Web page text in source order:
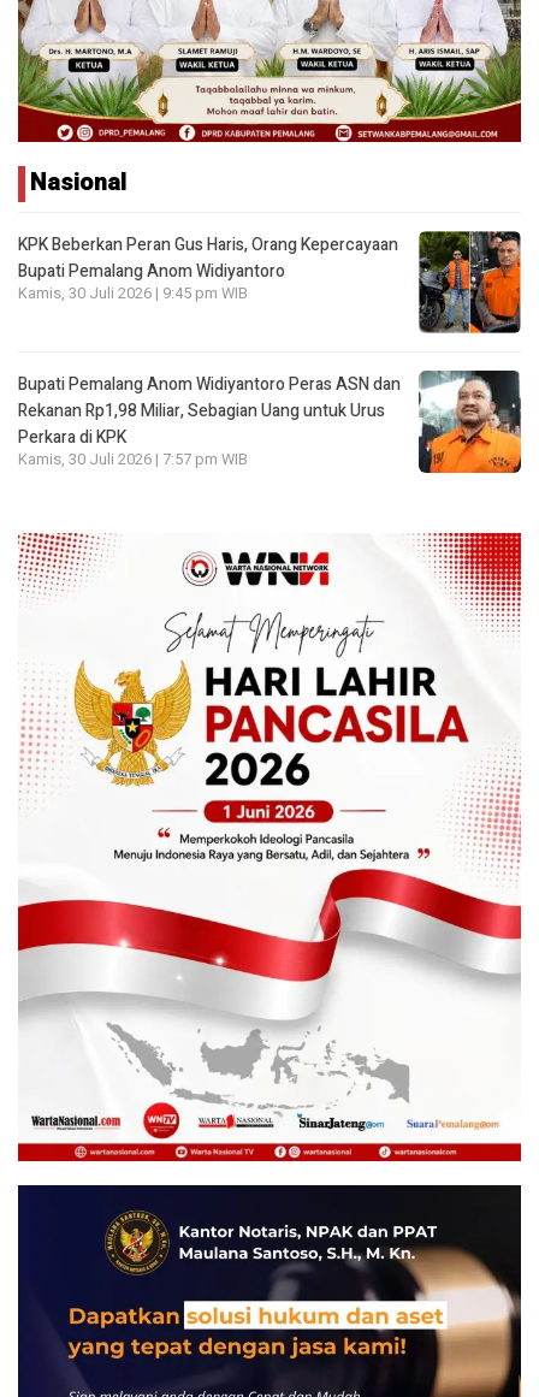
Nasional
KPK Beberkan Peran Gus Haris, Orang Kepercayaan
Bupati Pemalang Anom Widiyantoro
Kamis, 30 Juli 2026 | 9:45 pm WIB
Bupati Pemalang Anom Widiyantoro Peras ASN dan
Rekanan Rp1,98 Miliar, Sebagian Uang untuk Urus
Perkara di KPK
Kamis, 30 Juli 2026 | 7:57 pm WIB